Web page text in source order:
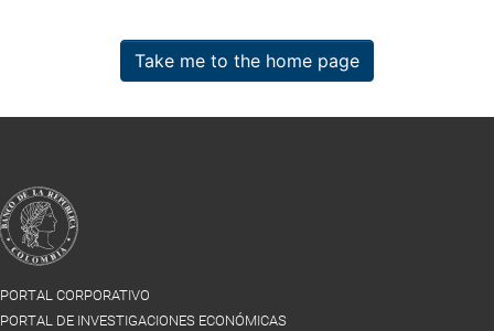
Take me to the home page
PORTAL CORPORATIVO
PORTAL DE INVESTIGACIONES ECONÓMICAS